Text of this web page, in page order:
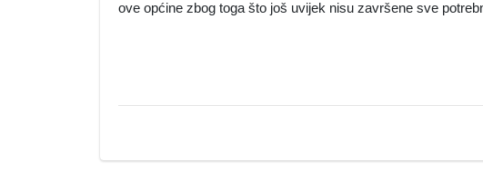
ove općine zbog toga što još uvijek nisu završene sve